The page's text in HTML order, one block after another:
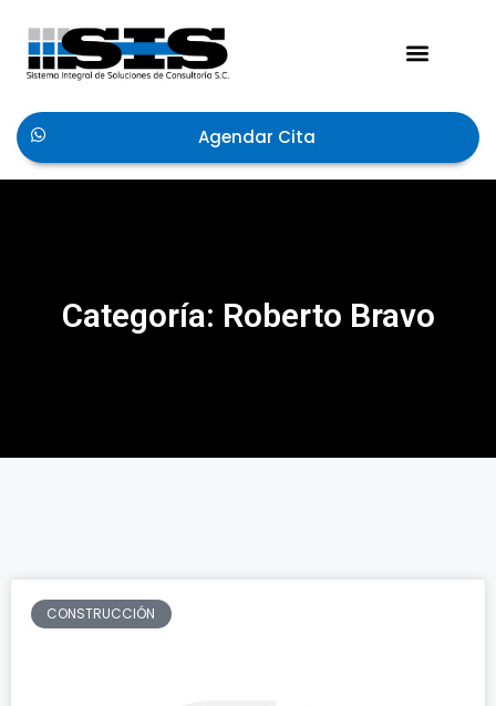
Agendar Cita
Categoría: Roberto Bravo
CONSTRUCCIÓN